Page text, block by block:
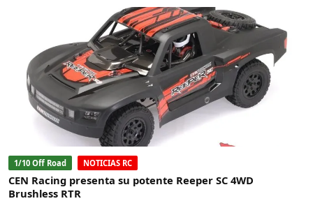
1/10 Off Road NOTICIAS RC
CEN Racing presenta su potente Reeper SC 4WD
Brushless RTR